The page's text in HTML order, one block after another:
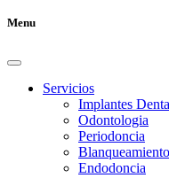
Menu
Servicios
Implantes
Odontologia
Periodoncia
Endodoncia